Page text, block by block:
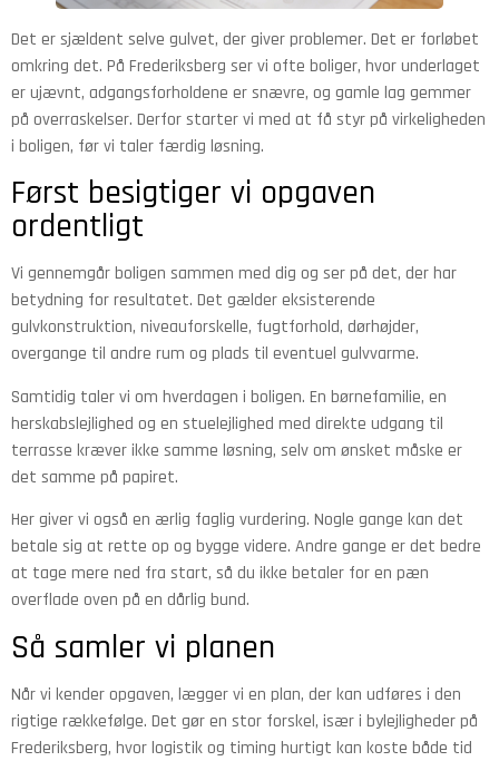
Det er sjældent selve gulvet, der giver problemer. Det er forløbet
omkring det. På Frederiksberg ser vi ofte boliger, hvor underlaget
er ujævnt, adgangsforholdene er snævre, og gamle lag gemmer
på overraskelser. Derfor starter vi med at få styr på virkeligheden
i boligen, før vi taler færdig løsning.
Først besigtiger vi opgaven
ordentligt
Vi gennemgår boligen sammen med dig og ser på det, der har
betydning for resultatet. Det gælder eksisterende
gulvkonstruktion, niveauforskelle, fugtforhold, dørhøjder,
overgange til andre rum og plads til eventuel gulvvarme.
Samtidig taler vi om hverdagen i boligen. En børnefamilie, en
herskabslejlighed og en stuelejlighed med direkte udgang til
terrasse kræver ikke samme løsning, selv om ønsket måske er
det samme på papiret.
Her giver vi også en ærlig faglig vurdering. Nogle gange kan det
betale sig at rette op og bygge videre. Andre gange er det bedre
at tage mere ned fra start, så du ikke betaler for en pæn
overflade oven på en dårlig bund.
Så samler vi planen
Når vi kender opgaven, lægger vi en plan, der kan udføres i den
rigtige rækkefølge. Det gør en stor forskel, især i bylejligheder på
Frederiksberg, hvor logistik og timing hurtigt kan koste både tid